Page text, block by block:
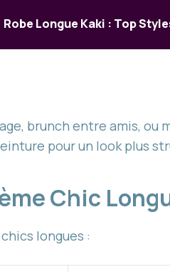
Robe Longue Kaki : Top
brunch entre amis,
pour un look plus
Chic
longues :